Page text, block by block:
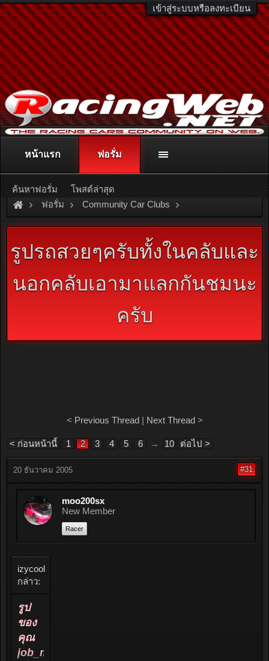
เข้าสู่ระบบหรือลงทะเบียน
ติดต่อลงโฆษณา racingweb@gmail.comหรือโทร. 081-811-1138
หรืออ่านรายละเอียดเพิ่มเติม คลิกที่นี่
ฟอรั่ม Community Car Clubs
Nissan Car Clubs 200SX & Silvia
รูปรถสวยๆครับทั้งในคลับและ
นอกคลับเอามาแลกกันชมนะ
ครับ
< Previous Thread| Next Thread>
< ก่อนหน้านี้ 1 2 3 4 5 6 → 10 ต่อไป >
20 ธันวาคม 2005 #31
moo200sx
New Member
Racer
izycool
กล่าว:
รูป
ของ
คุณ
job_monkey
หน้าแรก ฟอรั่ม
ค้นหาฟอรั่ม โพสต์ล่าสุด